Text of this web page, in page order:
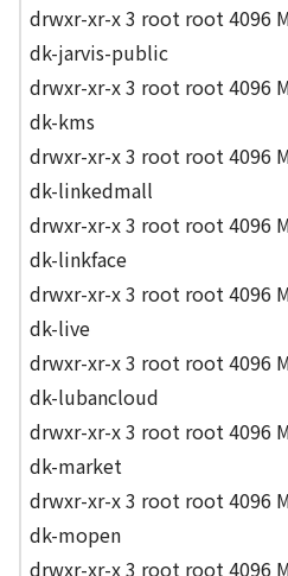
drwxr-xr-x 3 root root 4096
dk-jarvis-public
drwxr-xr-x 3 root root 4096
dk-kms
drwxr-xr-x 3 root root 4096
dk-linkedmall
drwxr-xr-x 3 root root 4096
dk-linkface
drwxr-xr-x 3 root root 4096
dk-live
drwxr-xr-x 3 root root 4096
dk-lubancloud
drwxr-xr-x 3 root root 4096
dk-market
drwxr-xr-x 3 root root 4096
dk-mopen
drwxr-xr-x 3 root root 4096